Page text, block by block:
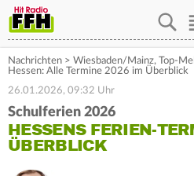
Nachrichten > Wiesbaden/Mainz, Top-
Hessen: Alle Termine 2026 im Überblick
26.01.2026, 09:32 Uhr
Schulferien 2026
HESSENS FERIEN-
ÜBERBLICK